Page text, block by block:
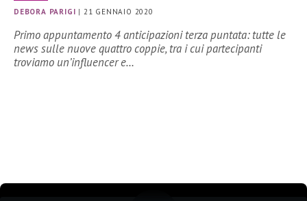
DEBORA PARIGI | 21 GENNAIO 2020
Primo appuntamento 4 anticipazioni terza puntata: tutte le
news sulle nuove quattro coppie, tra i cui partecipanti
troviamo un’influencer e…